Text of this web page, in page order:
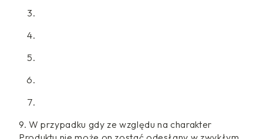
9. W przypadku gdy ze względu na charakter